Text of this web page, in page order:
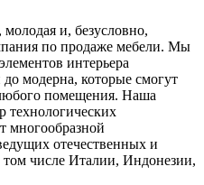
молодая и, безусловно,
по продаже мебели. Мы
интерьера
до модерна, которые смогут
помещения. Наша
технологических
многообразной
отечественных и
числе Италии, Индонезии,